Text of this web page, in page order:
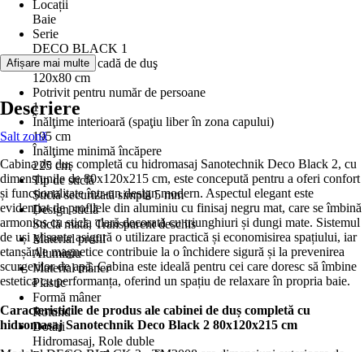
Locații
Baie
Serie
DECO BLACK 1
Dimensiune cadă de duş
120x80 cm
Potrivit pentru număr de persoane
1
Înălţime interioară (spaţiu liber în zona capului)
195 cm
Înălţime minimă încăpere
225 cm
Tip de sticlă
Sticlă securizată simplă 5 mm
Design sticlă
Sticlă mată, Transparent deschis
Material profil
Aluminiu
Material mâner
Plastic
Formă mâner
Rotund
Dotări
Hidromasaj, Role duble
Afișare mai multe
Descriere
Salt zonă
Cabina de duș completă cu hidromasaj Sanotechnik Deco Black 2, cu
dimensiunile de 80x120x215 cm, este concepută pentru a oferi confort
și funcționalitate într-un design modern. Aspectul elegant este
evidențiat de profilele din aluminiu cu finisaj negru mat, care se îmbină
armonios cu sticla clară decorată cu triunghiuri și dungi mate. Sistemul
de uși glisante asigură o utilizare practică și economisirea spațiului, iar
etanșările magnetice contribuie la o închidere sigură și la prevenirea
scurgerilor de apă. Cabina este ideală pentru cei care doresc să îmbine
estetica cu performanța, oferind un spațiu de relaxare în propria baie.
Caracteristicile de produs ale cabinei de duș completă cu
hidromasaj Sanotechnik Deco Black 2 80x120x215 cm